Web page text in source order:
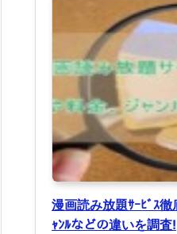
漫画読み放題ｻｰﾋﾞｽ
ｬﾝﾙなどの違いを調査!